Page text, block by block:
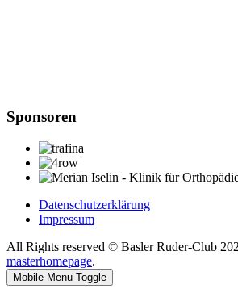
Sponsoren
Datenschutzerklärung
Impressum
All Rights reserved © Basler Ruder-Club
masterhomepage.
Mobile Menu Toggle